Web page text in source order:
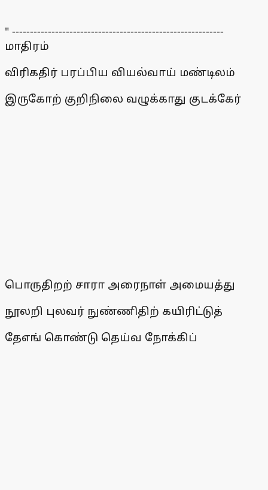
" -----------------------------------------------------------
மாதிரம்
விரிகதிர் பரப்பிய வியல்வாய் மண்டிலம்
இருகோற் குறிநிலை வழுக்காது குடக்கேர்
பொருதிறற் சாரா அரைநாள் அமையத்து
நூலறி புலவர் நுண்ணிதிற் கயிரிட்டுத்
தேஎங் கொண்டு தெய்வ நோக்கிப்